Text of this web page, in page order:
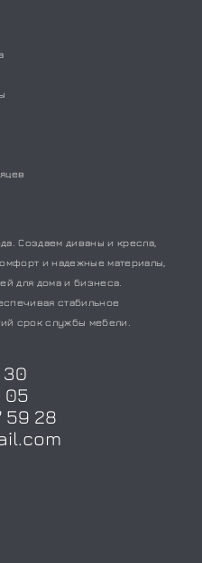
30
05
59 28
Создаем диваны и кресла,
и надежные материалы,
для дома и бизнеса.
стабильное
срок службы мебели.